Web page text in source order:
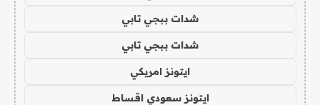
شدات ببجي تابي
شدات ببجي تابي
ايتونز امريكي
ايتونز سعودي اقساط